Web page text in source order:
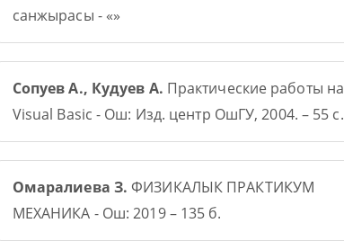
санжырасы - «»
Сопуев А., Кудуев А. Практические работы на
Visual Basic - Ош: Изд. центр ОшГУ, 2004. – 55 с.
Омаралиева З. ФИЗИКАЛЫК ПРАКТИКУМ
МЕХАНИКА - Ош: 2019 – 135 б.